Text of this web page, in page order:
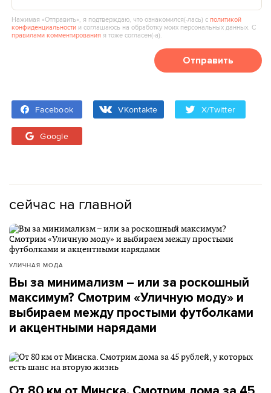
Нажимая «Отправить», я подтверждаю, что ознакомился(‑лась) сполитикой
конфиденциальности и соглашаюсь на обработку моих персональных данных. С
правилами комментирования я тоже согласен(‑а).
Отправить
Facebook VKontakte X/Twitter
Google
сейчас на главной
УЛИЧНАЯ МОДА
Вы за минимализм – или за роскошный
максимум? Смотрим «Уличную моду» и
выбираем между простыми футболками
и акцентными нарядами